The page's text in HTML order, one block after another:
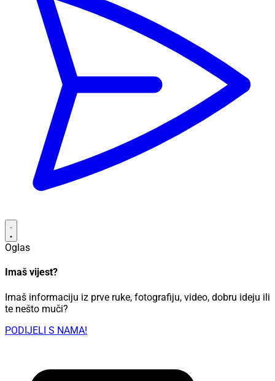
Oglas
Imaš vijest?
Imaš informaciju iz prve ruke, fotografiju, video, dobru ideju ili
te nešto muči?
PODIJELI S NAMA!